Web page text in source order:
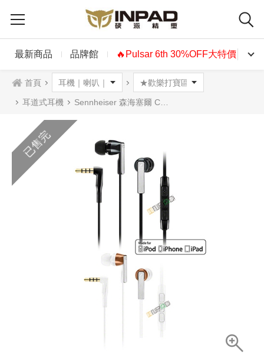
最新商品 品牌館 🔥Pulsar 6th 30%OFF大特價🔥
首頁
耳道式耳機 Sennheiser 森海塞爾 CX 5.00i 耳道式耳機麥可風 黑色 白色
已售完